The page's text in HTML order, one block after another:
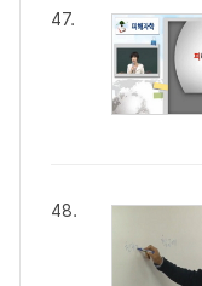
47.
48.